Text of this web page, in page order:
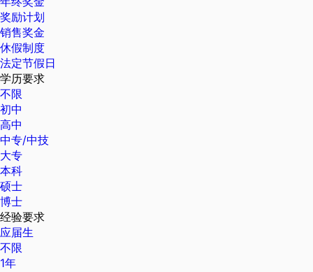
奖励计划
销售奖金
休假制度
法定节假日
学历要求
不限
初中
高中
中专/中技
大专
本科
硕士
博士
经验要求
应届生
不限
1年